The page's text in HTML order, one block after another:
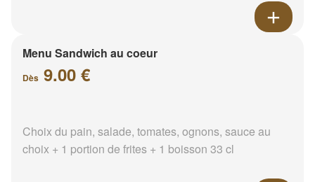
Menu Sandwich au coeur
Dès 9.00 €
Choix du pain, salade, tomates, ognons, sauce au
choix + 1 portion de frites + 1 boisson 33 cl